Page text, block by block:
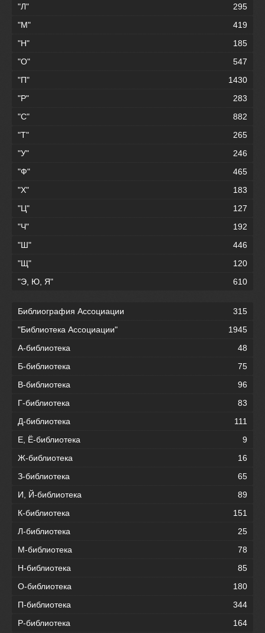
"Л"
295
"М"
419
"Н"
185
"О"
547
"П"
1430
"Р"
283
"С"
882
"Т"
265
"У"
246
"Ф"
465
"Х"
183
"Ц"
127
"Ч"
192
"Ш"
446
"Щ"
120
"Э, Ю, Я"
610
Библиография Ассоциации
315
"Библиотека Ассоциации"
1945
А-библиотека
48
Б-библиотека
75
В-библиотека
96
Г-библиотека
83
Д-библиотека
111
Е, Ё-библиотека
9
Ж-библиотека
16
З-библиотека
65
И, Й-библиотека
89
К-библиотека
151
Л-библиотека
25
М-библиотека
78
Н-библиотека
85
О-библиотека
180
П-библиотека
344
Р-библиотека
164